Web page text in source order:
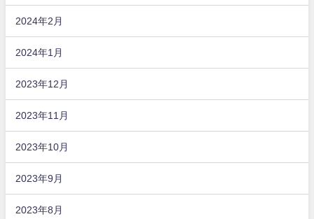
2024年2月
2024年1月
2023年12月
2023年11月
2023年10月
2023年9月
2023年8月